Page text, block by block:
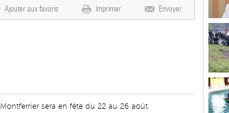
Ajouter aux favoris Imprimer Envoyer
Montferrier sera en fête du 22 au 26 août